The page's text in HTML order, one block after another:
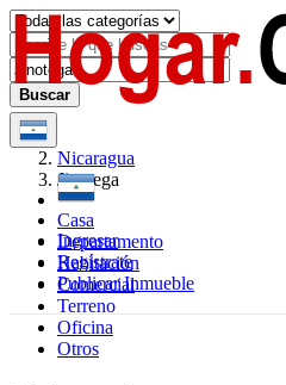
Ingresar
Regístrate
Publicar Inmueble
Buscar
Nicaragua
Jinotega
Casa
Departamento
Habitación
Comercial
Terreno
Oficina
Otros